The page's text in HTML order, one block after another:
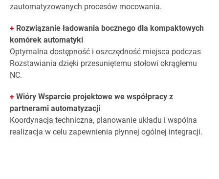
zautomatyzowanych procesów mocowania.
+ Rozwiązanie ładowania bocznego dla kompaktowych
komórek automatyki
Optymalna dostępność i oszczędność miejsca podczas
Rozstawiania dzięki przesuniętemu stołowi okrągłemu
NC.
+ Wióry Wsparcie projektowe we współpracy z
partnerami automatyzacji
Koordynacja techniczna, planowanie układu i wspólna
realizacja w celu zapewnienia płynnej ogólnej integracji.